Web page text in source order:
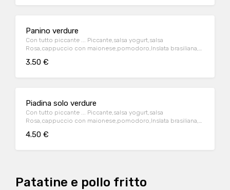
Panino verdure
Con tutto piccante ... Piccante,salsa yogurt,salsa
Rosa,cappuccio con maionese,pomodoro,Inslata brasiliana,
3.50 €
Piadina solo verdure
Con tutto piccante ... Piccante,salsa yogurt,salsa
Rosa,cappuccio con maionese,pomodoro,Inslata brasiliana,
4.50 €
Patatine e pollo fritto